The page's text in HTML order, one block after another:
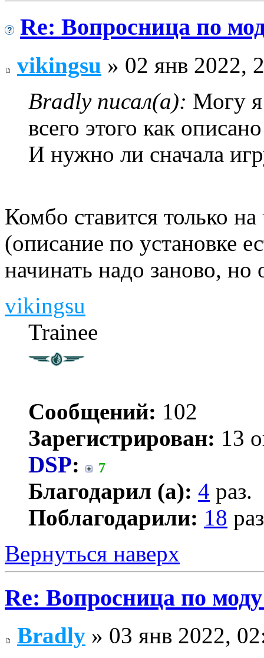
Re: Вопросница по
vikingsu » 02 янв 2022,
Bradly писал(а): Могу я
всего этого как
И нужно ли сначала
Комбо ставится только
(описание по установке
начинать надо заново, но
vikingsu
Trainee
Сообщений: 102
Зарегистрирован: 13
DSP: 7
Благодарил (а): 4 раз.
Поблагодарили: 18
Вернуться наверх
Re: Вопросница по
Bradly » 03 янв 2022,